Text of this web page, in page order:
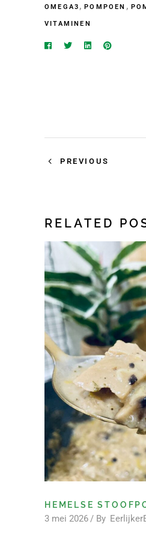
OMEGA3 ,POMPOEN ,
VITAMINEN
PREVIOUS
RELATED
HEMELSE
3 mei 2026 By